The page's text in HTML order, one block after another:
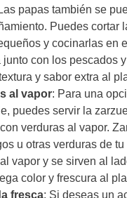
papas también se
Puedes cortar
y cocinarlas en
junto con los pescados
y sabor extra al
al vapor: Para una
puedes servir la
verduras al vapor.
u otras verduras de
vapor y se sirven al
color y frescura al
fresca: Si deseas un